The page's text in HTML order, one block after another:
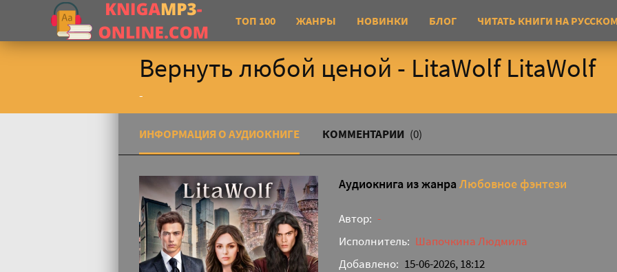
ТОП 100 ЖАНРЫ НОВИНКИ БЛОГ ЧИТАТЬ КНИГИ НА
Вернуть любой ценой - LitaWolf LitaWolf
-
ИНФОРМАЦИЯ О АУДИОКНИГЕ КОММЕНТАРИИ (0)
Аудиокнига из жанра Любовное фэнтези
Автор: -
Исполнитель: Шапочкина Людмила
Добавлено: 15-06-2026, 18:12